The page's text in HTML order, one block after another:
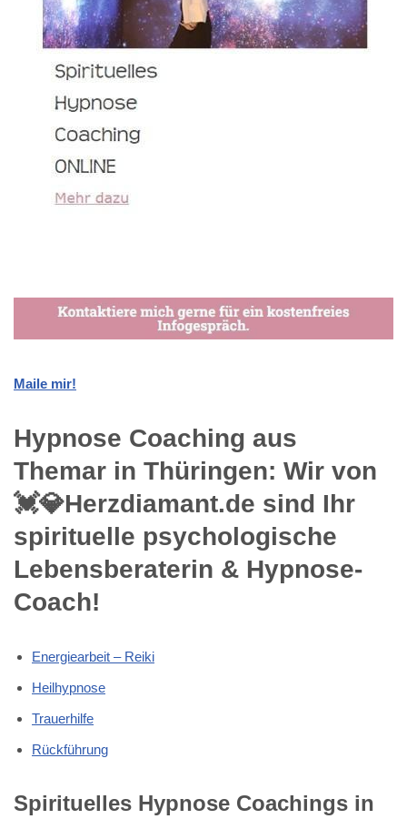
Maile mir!
Hypnose Coaching aus
Themar in Thüringen: Wir von
💓️💎Herzdiamant.de sind Ihr
spirituelle psychologische
Lebensberaterin & Hypnose-
Coach!
Energiearbeit – Reiki
Heilhypnose
Trauerhilfe
Rückführung
Spirituelles Hypnose Coachings in